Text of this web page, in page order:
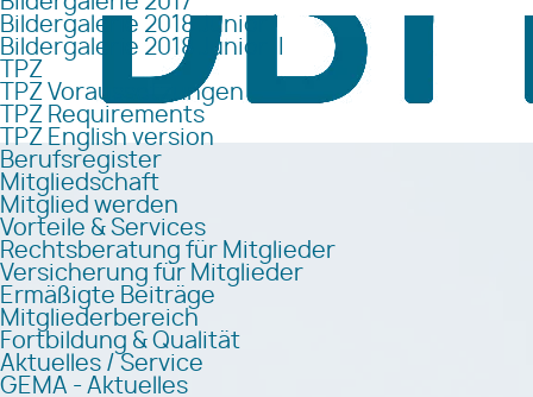
Bildergalerie 2018 Junior I
Bildergalerie 2018 Junior II
TPZ
TPZ Voraussetzungen
TPZ Requirements
TPZ English version
Berufsregister
Mitgliedschaft
Mitglied werden
Vorteile & Services
Rechtsberatung für Mitglieder
Versicherung für Mitglieder
Ermäßigte Beiträge
Mitgliederbereich
Fortbildung & Qualität
Aktuelles / Service
GEMA - Aktuelles